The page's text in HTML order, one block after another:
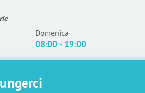
Domenica
08:00 - 19:00